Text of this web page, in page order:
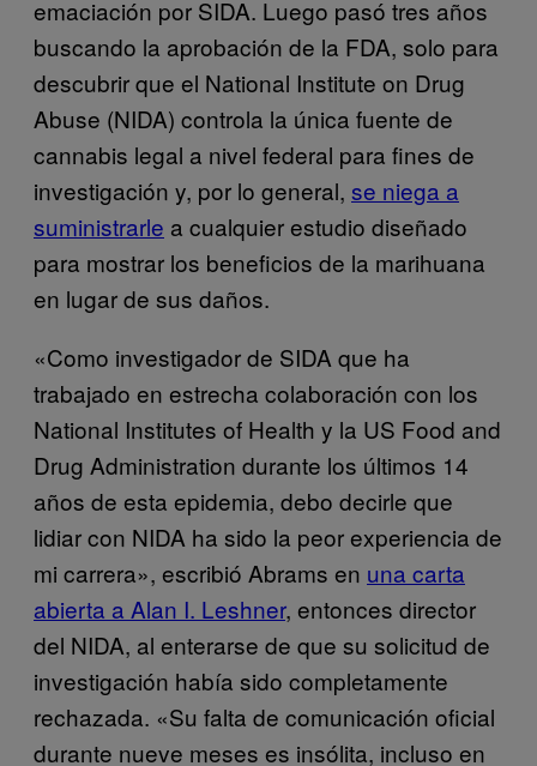
emaciación por SIDA. Luego pasó tres años
buscando la aprobación de la FDA, solo para
descubrir que el National Institute on Drug
Abuse (NIDA) controla la única fuente de
cannabis legal a nivel federal para fines de
investigación y, por lo general, se niega a
suministrarle a cualquier estudio diseñado
para mostrar los beneficios de la marihuana
en lugar de sus daños.
«Como investigador de SIDA que ha
trabajado en estrecha colaboración con los
National Institutes of Health y la US Food and
Drug Administration durante los últimos 14
años de esta epidemia, debo decirle que
lidiar con NIDA ha sido la peor experiencia de
mi carrera», escribió Abrams en una carta
abierta a Alan I. Leshner, entonces director
del NIDA, al enterarse de que su solicitud de
investigación había sido completamente
rechazada. «Su falta de comunicación oficial
durante nueve meses es insólita, incluso en